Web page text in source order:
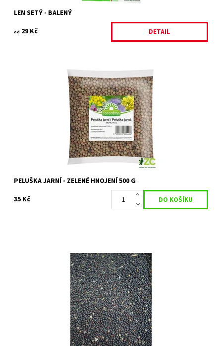
LEN SETÝ - BALENÝ
od 29 Kč DETAIL
Osivo určené pro zelené hnojení.
Skladem 10 ks
80/75
ROSTETO
PELUŠKA JARNÍ - ZELENÉ HNOJENÍ 500 G
35 Kč
Osivo vhodné pro zelené hnojení pro všechny typy půd snáší i
pozdější výsevy. Je vhodná pro zahrádky s nižším zastoupením
brukvovitých zelenin.
Skladem 8 ks
4902